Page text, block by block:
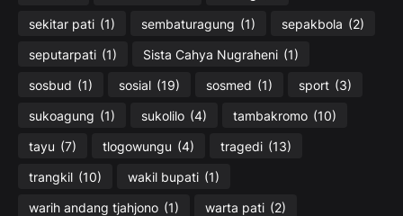
sekitar pati (1) sembaturagung (1) sepakbola (2)
seputarpati (1) Sista Cahya Nugraheni (1)
sosbud (1) sosial (19) sosmed (1) sport (3)
sukoagung (1) sukolilo (4) tambakromo (10)
tayu (7) tlogowungu (4) tragedi (13)
trangkil (10) wakil bupati (1)
warih andang tjahjono (1) warta pati (2)